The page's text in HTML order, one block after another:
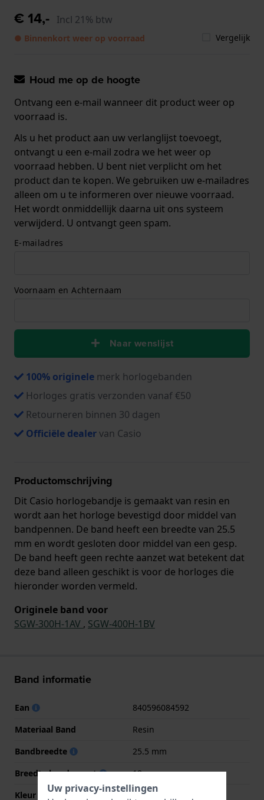
€ 14,- Incl 21% btw
● Binnenkort weer op voorraad Vergelijk
Houd me op de hoogte
Ontvang een e-mail wanneer dit product weer op
voorraad is.
Als u het product aan uw verlanglijst toevoegt,
ontvangt u een e-mail zodra we het weer op
voorraad hebben. U bent niet verplicht om het
product dan te kopen. We gebruiken uw e-mailadres
alleen om u te informeren over nieuwe voorraad.
Het wordt onmiddellijk daarna uit ons systeem
verwijderd. U ontvangt geen spam.
E-mailadres
Voornaam en Achternaam
Naar wenslijst
100% originele merk horlogebanden
Horloges gratis verzonden vanaf €50
Retourneren binnen 30 dagen
Officiële dealervan Casio
Productomschrijving
Dit Casio horlogebandje is gemaakt van resin en
wordt aan het horloge bevestigd door middel van
bandpennen. De band heeft een breedte van 25.5
mm en wordt gesloten door middel van een gesp.
De band heeft geen rechte aanzet wat betekent dat
deze band alleen geschikt is voor de horloges die
hieronder worden vermeld.
Originele band voor
SGW-300H-1AV , SGW-400H-1BV
Band informatie
Ean
840596084592
Materiaal Band
Resin
Bandbreedte
25.5 mm
Breedte bandaanzet
18 mm
Kleur Band
Zwart
Uw privacy-instellingen